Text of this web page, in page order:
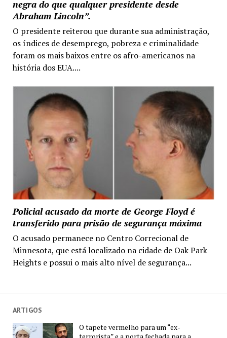
negra do que qualquer presidente desde
Abraham Lincoln”.
O presidente reiterou que durante sua administração,
os índices de desemprego, pobreza e criminalidade
foram os mais baixos entre os afro-americanos na
história dos EUA....
Policial acusado da morte de George Floyd é
transferido para prisão de segurança máxima
O acusado permanece no Centro Correcional de
Minnesota, que está localizado na cidade de Oak Park
Heights e possui o mais alto nível de segurança...
ARTIGOS
O tapete vermelho para um “ex-